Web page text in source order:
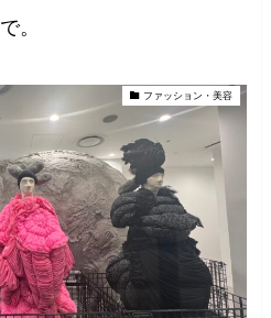
。
ファッション・美容